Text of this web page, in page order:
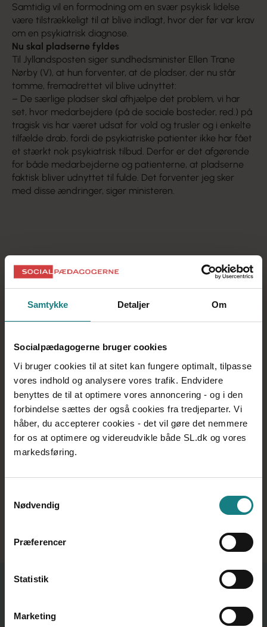
Samtykke Detaljer Om
Socialpædagogerne bruger cookies
Vi bruger cookies til at sitet kan fungere optimalt, tilpasse
vores indhold og analysere vores trafik. Endvidere
benyttes de til at optimere vores annoncering - og i den
forbindelse sættes der også cookies fra tredjeparter. Vi
håber, du accepterer cookies - det vil gøre det nemmere
for os at optimere og videreudvikle både SL.dk og vores
markedsføring.
Nødvendig
Præferencer
Statistik
Marketing
Samtidig vil en formodning om en svær psykisk lidelse
være tilstrækkeligt til at blive indlagt, hvor der før var krav
om en psykiatrisk diagnose.
Nu skal pladserne fyldes
Til Jyllandsposten siger sundhedsminister Ellen Trane
Nørby (V), at hun forventer, at de pladser, der nu står
tomme, fremadrettet vil blive udnyttet:
– De særlige pladser skal afhjælpe det problem, vi har
set, hvor medarbejdere (på de sociale bosteder, red.) på
tragisk vis har været udsat for vold og trusler og i enkelte
tilfælde drab, fordi de psykiatriske patienter ikke har fået
et stærkt nok psykiatrisk tilbud. Derfor er det afgørende
for både medarbejderne og patienterne, at pladserne
faktisk bliver udnyttet til fulde. Det forventer jeg sker
med disse ændringer, siger ministeren.